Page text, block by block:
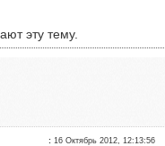
эту тему.
:16 Октябрь 2012, 12:13:56